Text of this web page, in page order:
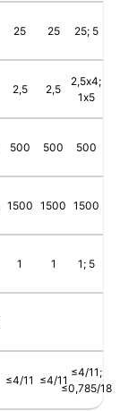
25
2,5
500
1500
1
≤4/11
25
2,5
500
1500
1
≤4/11
25; 5
2,5х4;
1х5
500
1500
1; 5
≤4/11;
≤0,785/18